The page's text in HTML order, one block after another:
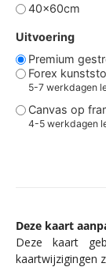
40x60cm
Uitvoering
Premium
Forex
5-7 werkdagen
Canvas op
4-5 werkdagen
Deze kaart
Deze kaart
kaartwijzigingen